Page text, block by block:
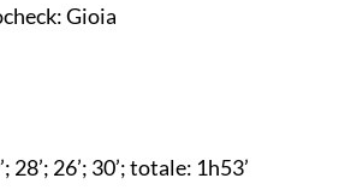
Gioia
28’; 26’; 30’; totale: 1h53’